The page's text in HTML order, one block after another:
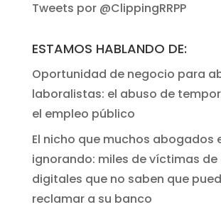
Tweets por @ClippingRRPP
ESTAMOS HABLANDO DE:
Oportunidad de negocio para
laboralistas: el abuso de
el empleo público
El nicho que muchos abogados
ignorando: miles de víctimas
digitales que no saben que
reclamar a su banco